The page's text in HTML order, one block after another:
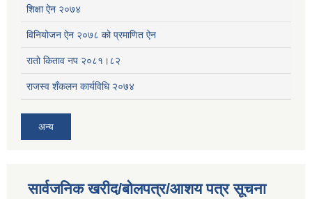
शिक्षा ऐन २०७४
विनियोजन ऐन २०७८ को प्रमाणित ऐन
रातो किताव नप २०८१।८२
राजस्व शँकलन कार्यविधि २०७४
अन्य
सार्वजनिक खरीद/बोलपत्र/आशय पत्र सूचना